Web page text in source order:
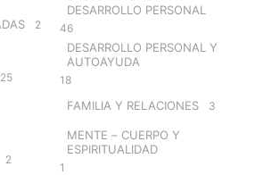
2
25
2
DESARROLLO PERSONAL
46
DESARROLLO PERSONAL Y
AUTOAYUDA
18
FAMILIA Y RELACIONES 3
MENTE – CUERPO Y
ESPIRITUALIDAD
1